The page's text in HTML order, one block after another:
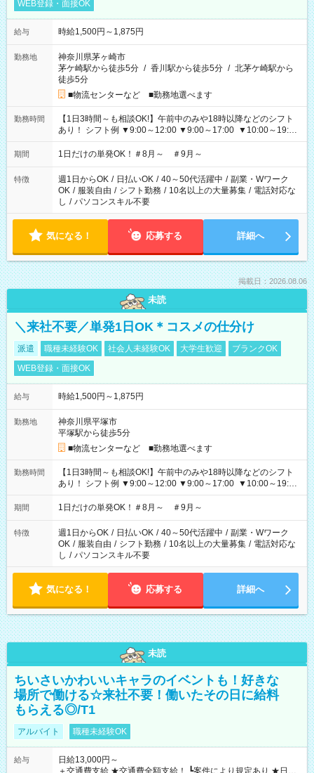
WEB登録・面接OK
給与 時給1,500円～1,875円
勤務地
神奈川県茅ヶ崎市
茅ケ崎駅から徒歩5分 / 香川駅から徒歩5分 / 北茅ケ崎駅から
徒歩5分
■物流センターなど ■勤務地選べます
勤務時間
【1日3時間～も相談OK!】午前中のみや18時以降などのシフト
あり！ シフト例 ▼9:00～12:00 ▼9:00～17:00 ▼10:00～19:00
▼18:00～21:00
期間 1日だけの単発OK！＃8月～ ＃9月～
特徴 週1日からOK / 日払いOK / 40～50代活躍中 / 副業・Wワーク
OK / 服装自由 / シフト勤務 / 10名以上の大量募集 / 電話対応な
し / パソコンスキル不要
気になる！ 応募する 詳細へ
掲載日：2026.08.06
未読
＼来社不要／単発1日OK＊コスメの仕分け
派遣 職種未経験OK 社会人未経験OK 大学生歓迎
ブランクOK
WEB登録・面接OK
給与 時給1,500円～1,875円
勤務地
神奈川県平塚市
平塚駅から徒歩5分
■物流センターなど ■勤務地選べます
勤務時間
【1日3時間～も相談OK!】午前中のみや18時以降などのシフト
あり！ シフト例 ▼9:00～12:00 ▼9:00～17:00 ▼10:00～19:00
▼18:00～21:00
期間 1日だけの単発OK！＃8月～ ＃9月～
特徴 週1日からOK / 日払いOK / 40～50代活躍中 / 副業・Wワーク
OK / 服装自由 / シフト勤務 / 10名以上の大量募集 / 電話対応な
し / パソコンスキル不要
気になる！ 応募する 詳細へ
未読
ちいさいかわいいキャラのイベントも！好きな
場所で働ける☆来社不要！働いたその日に給料
もらえる◎/T1
アルバイト 職種未経験OK
給与
日給13,000円～
＋交通費支給 ★交通費全額支給！ ┗案件により規定あり ★日払